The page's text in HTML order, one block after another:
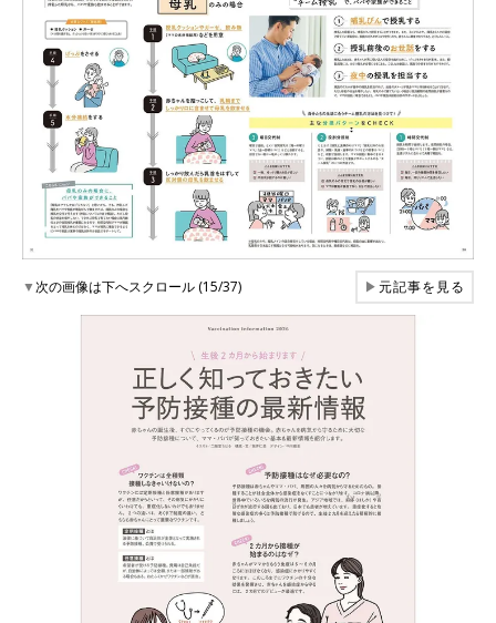
▼次の画像は下へスクロール (15/37) ▶元記事を見る